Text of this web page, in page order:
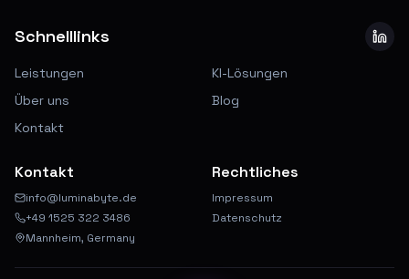
Schnelllinks
Leistungen
KI-Lösungen
Über uns
Blog
Kontakt
Kontakt
info@luminabyte.de
+49 1525 322 3486
Mannheim, Germany
Rechtliches
Impressum
Datenschutz